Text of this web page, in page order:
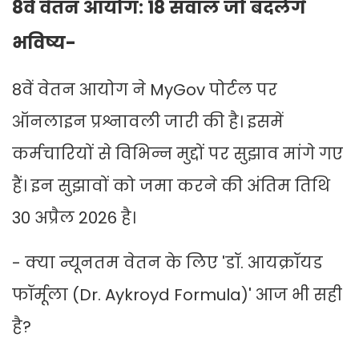
8वें वेतन आयोग: 18 सवाल जो बदलेंगे
भविष्य-
8वें वेतन आयोग ने MyGov पोर्टल पर
ऑनलाइन प्रश्नावली जारी की है। इसमें
कर्मचारियों से विभिन्न मुद्दों पर सुझाव मांगे गए
हैं। इन सुझावों को जमा करने की अंतिम तिथि
30 अप्रैल 2026 है।
- क्या न्यूनतम वेतन के लिए 'डॉ. आयक्रॉयड
फॉर्मूला (Dr. Aykroyd Formula)' आज भी सही
है?